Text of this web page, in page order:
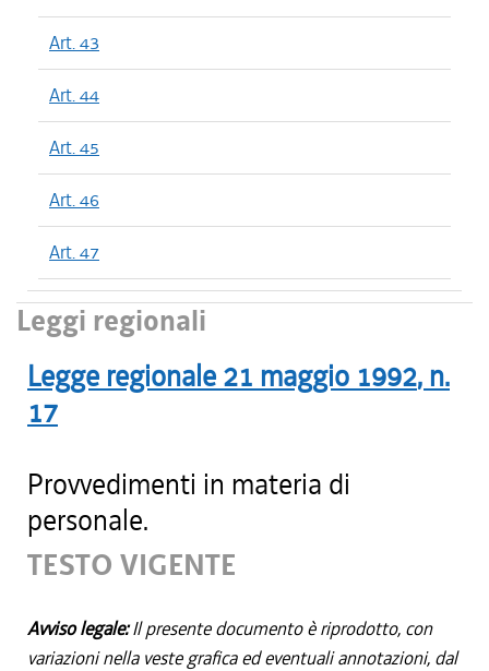
Art. 43
Art. 44
Art. 45
Art. 46
Art. 47
Leggi regionali
Legge regionale 21 maggio 1992, n.
17
Provvedimenti in materia di
personale.
TESTO VIGENTE
Avviso legale:Il presente documento è riprodotto, con
variazioni nella veste grafica ed eventuali annotazioni, dal